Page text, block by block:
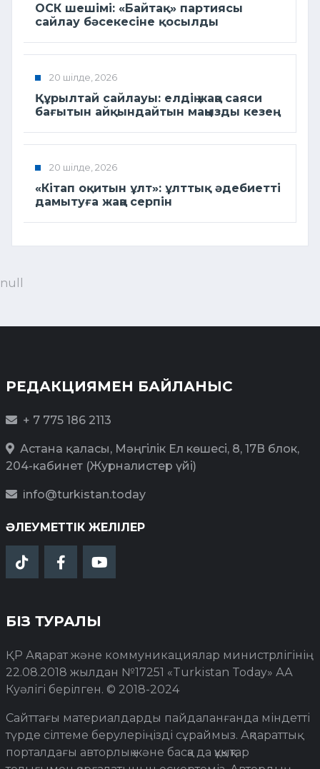
ОСК шешімі: «Байтақ» партиясы
сайлау бәсекесіне қосылды
20 шілде, 2026
Құрылтай сайлауы: елдің жаңа саяси
бағытын айқындайтын маңызды кезең
20 шілде, 2026
«Кітап оқитын ұлт»: ұлттық әдебиетті
дамытуға жаңа серпін
null
РЕДАКЦИЯМЕН БАЙЛАНЫС
+ 7 775 186 2113
Астана қаласы, Мәңгілік Ел көшесі, 8, 17В блок,
204-кабинет (Журналистер үйі)
info@turkistan.today
ӘЛЕУМЕТТІК ЖЕЛІЛЕР
БІЗ ТУРАЛЫ
ҚР Ақпарат және коммуникациялар министрлігінің
22.08.2018 жылдан №17251 «Turkistan Today» АА
Куәлігі берілген. © 2018-2024
Сайттағы материалдарды пайдаланғанда міндетті
түрде сілтеме берулеріңізді сұраймыз. Ақпараттық
порталдағы авторлық және басқа да құқықтар